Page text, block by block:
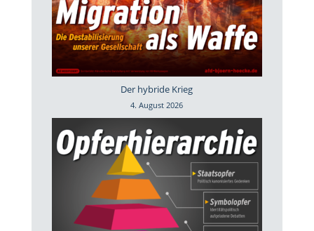
Der hybride Krieg
4. August 2026